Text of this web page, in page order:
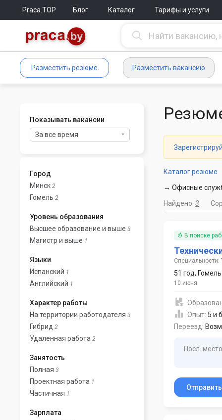
Praca.TOP Блог Каталог Тарифы и услуги
Разместить резюме Разместить вакансию
Показывать вакансии
За все время
Город
Минск 2
Гомель 2
Уровень образования
Высшее образование и выше 3
Магистр и выше 1
Языки
Испанский 1
Английский 1
Характер работы
На территории работодателя 3
Гибрид 2
Удаленная работа 2
Занятость
Полная 3
Проектная работа 1
Частичная 1
Зарплата
Каталог резюме
→ Офисные
Найдено: 3
В поиске
Специальности:
51 год, Гомель
10 июня
Опыт: 5 и
Переезд:
Посл.